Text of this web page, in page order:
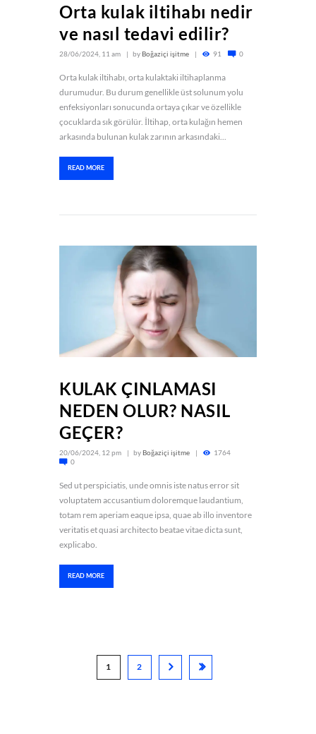
Orta kulak iltihabı nedir
ve nasıl tedavi edilir?
28/06/2024, 11 am by Boğaziçi işitme 91 0
Orta kulak iltihabı, orta kulaktaki iltihaplanma
durumudur. Bu durum genellikle üst solunum yolu
enfeksiyonları sonucunda ortaya çıkar ve özellikle
çocuklarda sık görülür. İltihap, orta kulağın hemen
arkasında bulunan kulak zarının arkasındaki...
READ MORE
KULAK ÇINLAMASI
NEDEN OLUR? NASIL
GEÇER?
20/06/2024, 12 pm by Boğaziçi işitme
1764
0
Sed ut perspiciatis, unde omnis iste natus error sit
voluptatem accusantium doloremque laudantium,
totam rem aperiam eaque ipsa, quae ab illo inventore
veritatis et quasi architecto beatae vitae dicta sunt,
explicabo.
READ MORE
1 2